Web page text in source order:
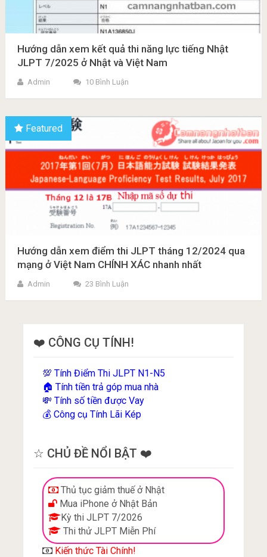
Hướng dẫn xem kết quả thi năng lực tiếng Nhật
JLPT 7/2025 ở Nhật và Việt Nam
Admin 10 Bình Luận
Featured
Hướng dẫn xem điểm thi JLPT tháng 12/2024 qua
mạng ở Việt Nam CHÍNH XÁC nhanh nhất
Admin 23 Bình Luận
❤️ CÔNG CỤ TÍNH!
💯Tính Điểm Thi JLPT N1-N5
🏠Tính tiền trả góp mua nhà
💸Tính số tiền được Vay
💰Công cụ Tính Lãi Kép
☆ CHỦ ĐỀ NỔI BẬT ❤️
Thủ tục giảm thuế ở Nhật
Mua iPhone ở Nhật Bản
Kỳ thi JLPT 7/2026
Thi thử JLPT Miễn Phí
Kiến thức Tài Chính!